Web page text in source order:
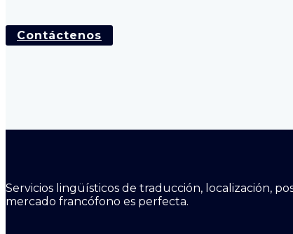
Contáctenos
Servicios lingüísticos de traducción, localización,
mercado francófono es perfecta.